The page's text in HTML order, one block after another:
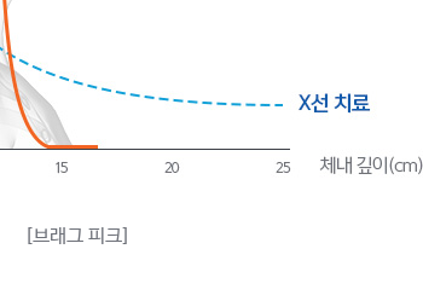
[브래그 피크]